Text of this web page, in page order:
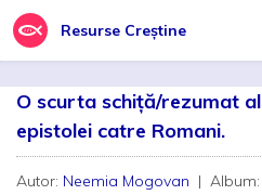
Resurse Creștine
O scurta schiță/rezumat al
epistolei catre Romani.
Autor: Neemia Mogovan | Album: